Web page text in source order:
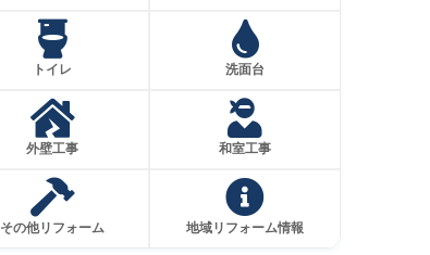
トイレ 洗面台
外壁工事 和室工事
その他リフォーム 地域リフォーム情報